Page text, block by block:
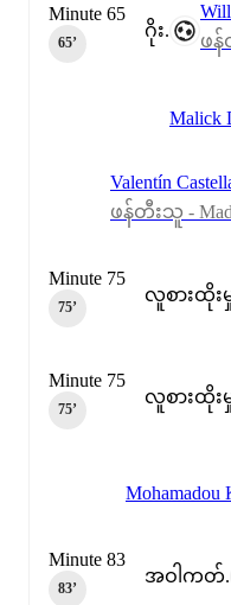
ဂိုး.
ဖန်
Minute 65
65‎’‎
Malick
Valentín
ဖန်တီးသူ -
လူစားထိုး
Minute 75
75‎’‎
လူစားထိုး
Minute 75
75‎’‎
Mohamadou
အဝါကတ်.
Minute 83
83‎’‎